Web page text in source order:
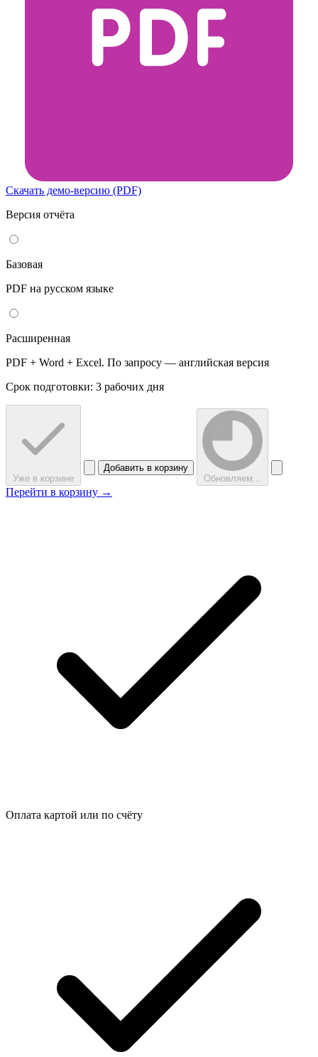
Скачать демо-версию (PDF)
Версия отчёта
Базовая
PDF на русском языке
Расширенная
PDF + Word + Excel. По запросу — английская версия
Срок подготовки: 3 рабочих дня
Уже в корзине
Добавить в корзину
Обновляем...
Перейти в корзину →
Оплата картой или по счёту